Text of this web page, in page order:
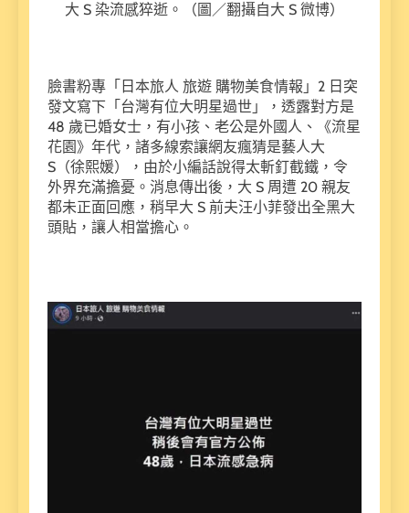
大 S 染流感猝逝。（圖／翻攝自大 S 微博）
臉書粉專「日本旅人 旅遊 購物美食情報」2 日突
發文寫下「台灣有位大明星過世」，透露對方是
48 歲已婚女士，有小孩、老公是外國人、《流星
花園》年代，諸多線索讓網友瘋猜是藝人大
S（徐熙媛），由於小編話說得太斬釘截鐵，令
外界充滿擔憂。消息傳出後，大 S 周遭 20 親友
都未正面回應，稍早大 S 前夫汪小菲發出全黑大
頭貼，讓人相當擔心。